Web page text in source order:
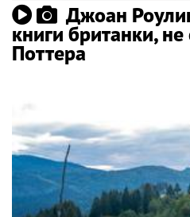
Джоан
книги британки, не
Поттера